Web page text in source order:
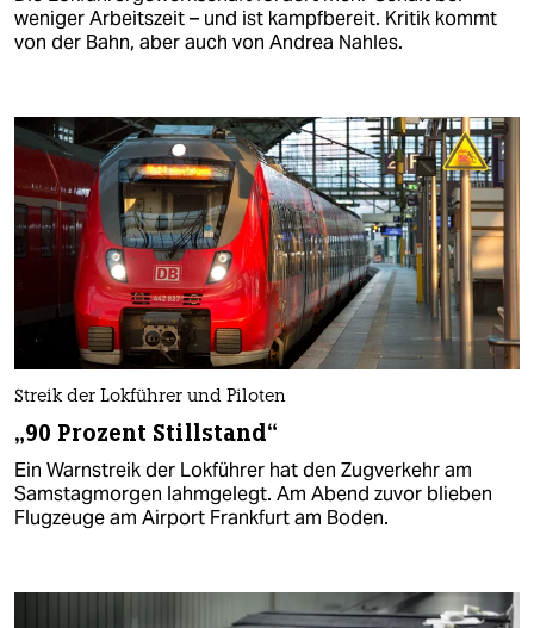
weniger Arbeitszeit – und ist kampfbereit. Kritik kommt
von der Bahn, aber auch von Andrea Nahles.
Streik der Lokführer und Piloten
„90 Prozent Stillstand“
Ein Warnstreik der Lokführer hat den Zugverkehr am
Samstagmorgen lahmgelegt. Am Abend zuvor blieben
Flugzeuge am Airport Frankfurt am Boden.